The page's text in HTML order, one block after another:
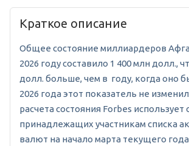
Краткое описание
Общее состояние миллиардеров
2026 году составило 1 400 млн долл.,
долл. больше, чем в году, когда оно
2026 года этот показатель не
расчета состояния Forbes использует
принадлежащих участникам списка
валют на начало марта текущего